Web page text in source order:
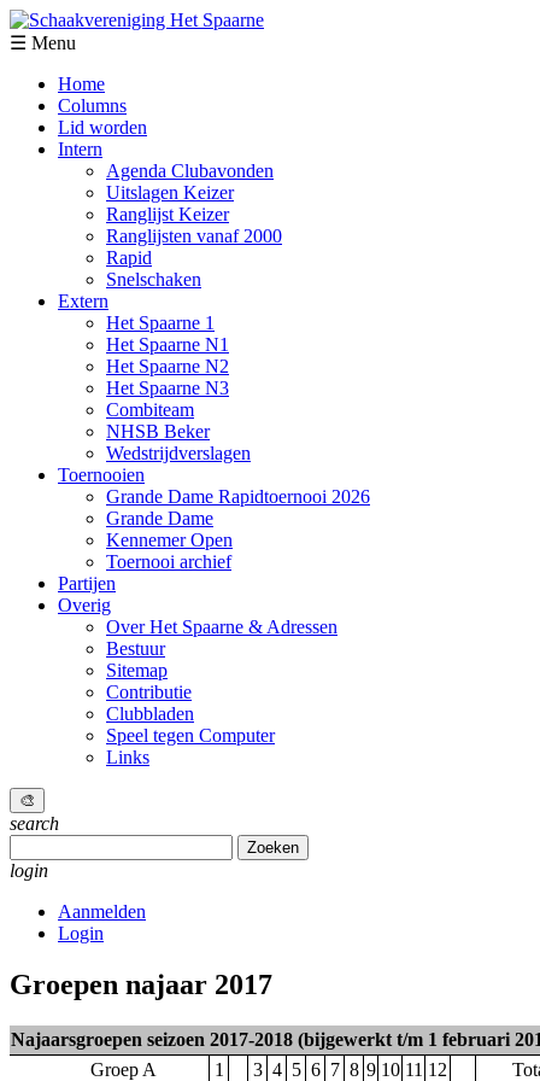
☰ Menu
Home
Columns
Lid worden
Intern
Agenda Clubavonden
Uitslagen Keizer
Ranglijst Keizer
Ranglijsten vanaf 2000
Rapid
Snelschaken
Extern
Het Spaarne 1
Het Spaarne N1
Het Spaarne N2
Het Spaarne N3
Combiteam
NHSB Beker
Wedstrijdverslagen
Toernooien
Grande Dame Rapidtoernooi 2026
Grande Dame
Kennemer Open
Toernooi archief
Partijen
Overig
Over Het Spaarne & Adressen
Bestuur
Sitemap
Contributie
Clubbladen
Speel tegen Computer
Links
🎨
search
naar:
login
Aanmelden
Login
Groepen najaar 2017
Najaarsgroepen seizoen 2017-2018 (bijgewerkt t/m 1 februari
Groep A
1 3 4 5 6 7 8 9 10 11 12